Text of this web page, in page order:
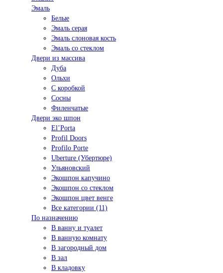
Эмаль
Белые
Эмаль серая
Эмаль слоновая кость
Эмаль со стеклом
Двери из массива
Дуба
Ольхи
С коробкой
Сосны
Филенчатые
Двери эко шпон
El’Porta
Profil Doors
Profilo Porte
Uberture (Убертюре)
Ульяновский
Экошпон капучино
Экошпон со стеклом
Экошпон цвет венге
Все категории (11)
По назначению
В ванну и туалет
В ванную комнату
В загородный дом
В зал
В кладовку